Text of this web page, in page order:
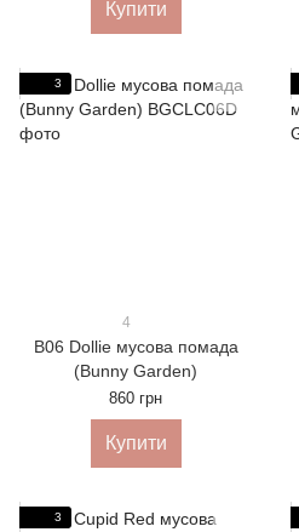
Купити
3
4
B06 Dollie мусова помада
(Bunny Garden)
860 грн
Купити
3